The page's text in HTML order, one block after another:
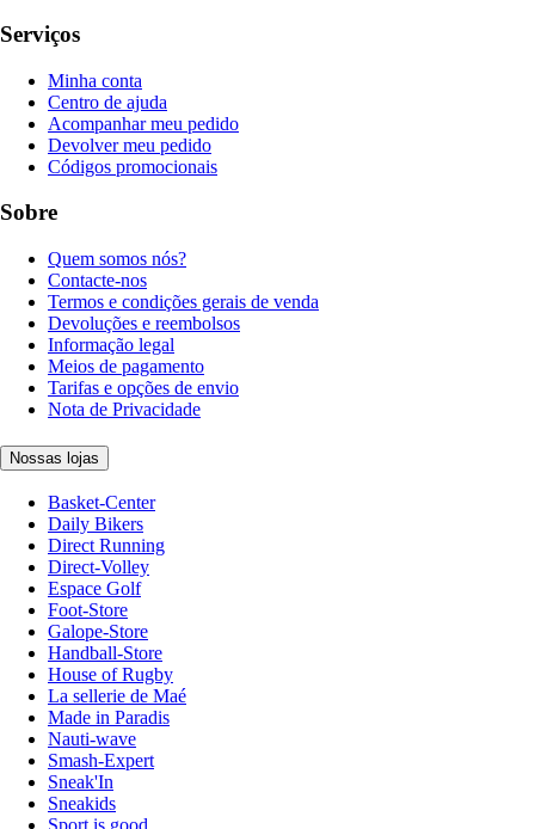
Serviços
Minha conta
Centro de ajuda
Acompanhar meu pedido
Devolver meu pedido
Códigos promocionais
Sobre
Quem somos nós?
Contacte-nos
Termos e condições gerais de venda
Devoluções e reembolsos
Informação legal
Meios de pagamento
Tarifas e opções de envio
Nota de Privacidade
Nossas lojas
Basket-Center
Daily Bikers
Direct Running
Direct-Volley
Espace Golf
Foot-Store
Galope-Store
Handball-Store
House of Rugby
La sellerie de Maé
Made in Paradis
Nauti-wave
Smash-Expert
Sneak'In
Sneakids